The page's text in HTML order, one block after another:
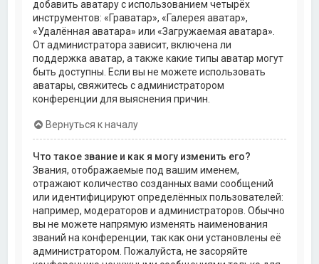
добавить аватару с использованием четырёх
инструментов: «Граватар», «Галерея аватар»,
«Удалённая аватара» или «Загружаемая аватара».
От администратора зависит, включена ли
поддержка аватар, а также какие типы аватар могут
быть доступны. Если вы не можете использовать
аватары, свяжитесь с администратором
конференции для выяснения причин.
Вернуться к началу
Что такое звание и как я могу изменить его?
Звания, отображаемые под вашим именем,
отражают количество созданных вами сообщений
или идентифицируют определённых пользователей:
например, модераторов и администраторов. Обычно
вы не можете напрямую изменять наименования
званий на конференции, так как они установлены её
администратором. Пожалуйста, не засоряйте